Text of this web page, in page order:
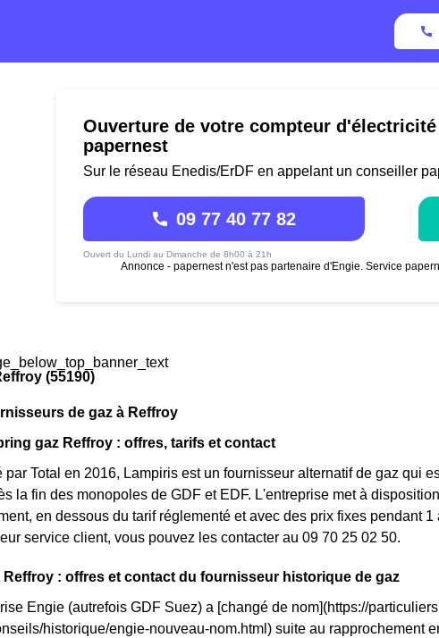
Ouverture de votre compteur
papernest
Sur le réseau Enedis/ErDF en appelant un conseiller
09 77 40 77 82
Ouvert du Lundi au Dimanche de 8h00 à 21h
Annonce - papernest n'est pas partenaire d'Engie. Service
(55190)
de gaz à Reffroy
gaz Reffroy : offres, tarifs et contact
par Total en 2016, Lampiris est un fournisseur alternatif de gaz qui
la fin des monopoles de GDF et EDF. L'entreprise met à
en dessous du tarif réglementé et avec des prix fixes pendant
service client, vous pouvez les contacter au 09 70 25 02 50.
Reffroy : offres et contact du fournisseur historique de gaz
Engie (autrefois GDF Suez) a [changé de nom](https://
historique/engie-nouveau-nom.html) suite au rapprochement